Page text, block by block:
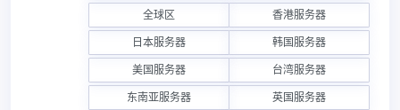
全球区 香港服务器
日本服务器 韩国服务器
美国服务器 台湾服务器
东南亚服务器 英国服务器